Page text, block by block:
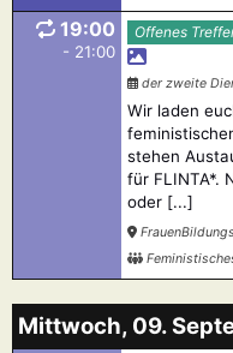
19:00
- 21:00
Offenes
der zweite
Wir laden
stehen
für FLINTA*.
oder [...]
Mittwoch, 09.